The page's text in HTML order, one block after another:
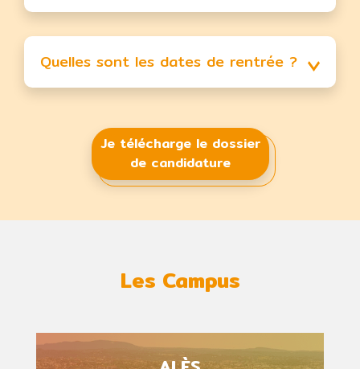
Quelles sont les dates de rentrée ?
Je télécharge le dossier
de candidature
Les Campus
Mail :ales@ifc.fr